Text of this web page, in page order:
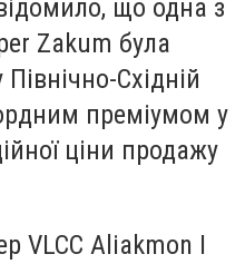
що одна з
Zakum була
Східній
преміумом у
ціни продажу
VLCC Aliakmon I